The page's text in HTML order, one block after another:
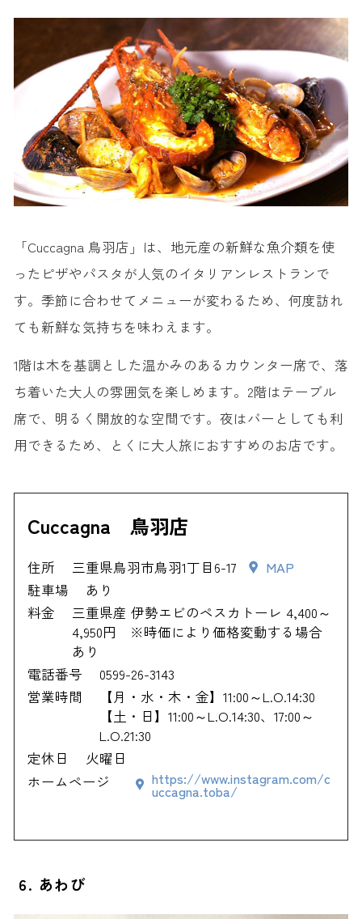
「Cuccagna 鳥羽店」は、地元産の新鮮な魚介類を使
ったピザやパスタが人気のイタリアンレストランで
す。季節に合わせてメニューが変わるため、何度訪れ
ても新鮮な気持ちを味わえます。
1階は木を基調とした温かみのあるカウンター席で、落
ち着いた大人の雰囲気を楽しめます。2階はテーブル
席で、明るく開放的な空間です。夜はバーとしても利
用できるため、とくに大人旅におすすめのお店です。
Cuccagna 鳥羽店
住所 三重県鳥羽市鳥羽1丁目6-17
MAP
駐車場
あり
料金
三重県産 伊勢エビのペスカトーレ 4,400～
4,950円 ※時価により価格変動する場合
あり
電話番号
0599-26-3143
営業時間
【月・水・木・金】11:00～L.O.14:30
【土・日】11:00～L.O.14:30、17:00～
L.O.21:30
定休日
火曜日
ホームページ
https://www.instagram.com/c
uccagna.toba/
6. あわび